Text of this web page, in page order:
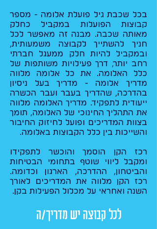
בכל שכבת גיל פועלת אלומה - מספר
קבוצות הפועלות במקביל כחלק
מאותה שכבה. מבנה זה מאפשר לכל
חניך להשתייך לקבוצה משמעותית,
ובמקביל להיות חלק ממעגל חברתי
רחב יותר, דרך פעילויות משותפות של
כלל האלומה. את כל אלומה מלווה
מדריך אלומה - מדריך בעל ניסיון
בהדרכה, שהדריך בעבר ועבר הכשרה
ייעודית לתפקיד. מדריך האלומה מלווה
את התהליך החינוכי של האלומה, תומך
בצוות המדריכים ופועל לחיזוק החיבור
והשייכות בין כלל הקבוצות באלומה.​
רכז הקן הוסמך והוכשר לתפקידו
ומקבל ליווי שוטף בתחומי הבטיחות
והביטחון, ההדרכה, הארגון וכדומה.
רכז הקן מלווה את המדריכים לאורך
השנה ואחראי על מכלול הפעילות בקן.
לכל קבוצה יש מדריך/ה